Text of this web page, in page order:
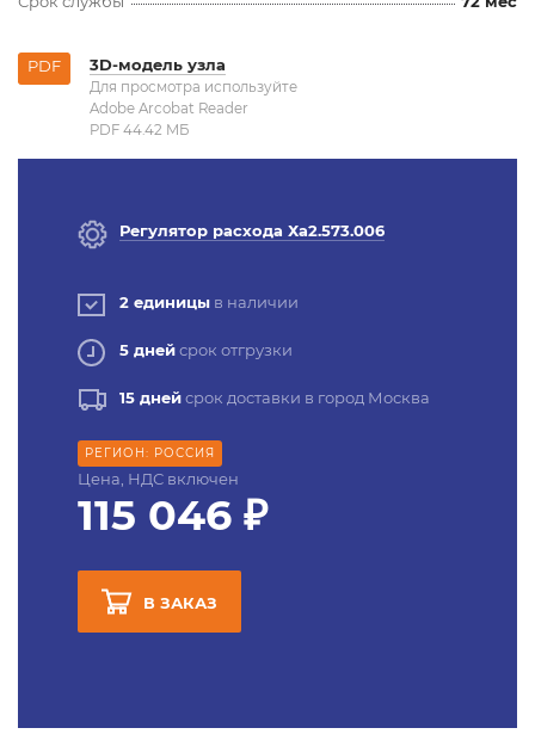
PDF 3D-модель узла
Для просмотра используйте
Adobe Arcobat Reader
PDF 44.42 MБ
Регулятор расхода Ха2.573.006
2 единицы в наличии
5 днейсрок отгрузки
15 днейсрок доставки в город Москва
РЕГИОН: РОССИЯ
Цена, НДС включен
115 046 ₽
В ЗАКАЗ